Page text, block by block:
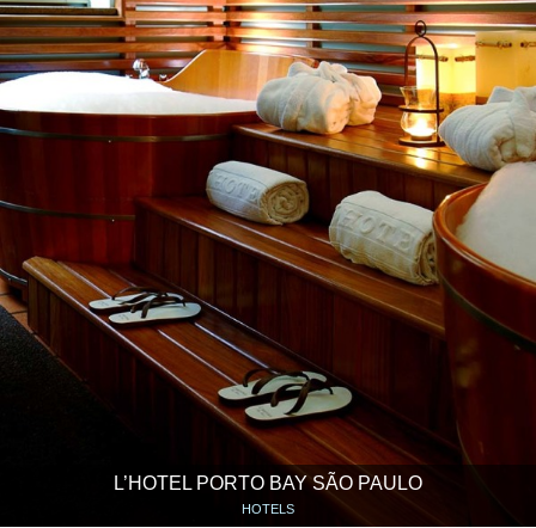
L’HOTEL PORTO BAY SÃO PAULO
HOTELS